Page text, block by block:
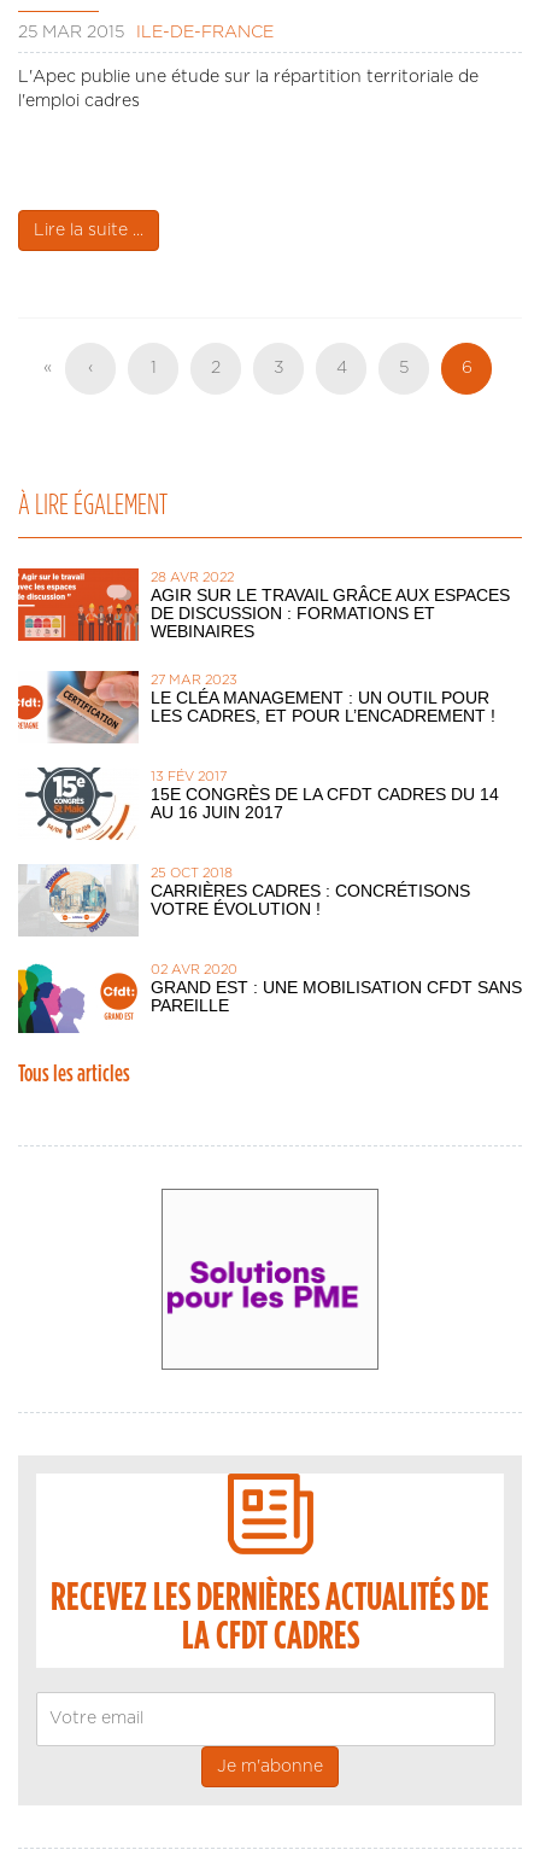
25 MAR 2015 ÎLE-DE-FRANCE
L'Apec publie une étude sur la répartition territoriale de
l'emploi cadres
Lire la suite ...
Première
«
Page
‹ Page
1 Page
2 Page
3 Page
4 Page
5
Page
actuelle
6
À LIRE ÉGALEMENT
28 AVR 2022
AGIR SUR LE TRAVAIL GRÂCE AUX ESPACES
DE DISCUSSION : FORMATIONS ET
WEBINAIRES
27 MAR 2023
LE CLÉA MANAGEMENT : UN OUTIL POUR
LES CADRES, ET POUR L’ENCADREMENT !
13 FÉV 2017
15E CONGRÈS DE LA CFDT CADRES DU 14
AU 16 JUIN 2017
25 OCT 2018
CARRIÈRES CADRES : CONCRÉTISONS
VOTRE ÉVOLUTION !
02 AVR 2020
GRAND EST : UNE MOBILISATION CFDT SANS
PAREILLE
Tous les articles
RECEVEZ LES DERNIÈRES ACTUALITÉS DE
LA CFDT CADRES